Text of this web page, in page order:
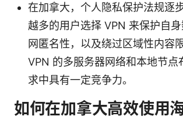
在加拿大，个人隐私保护法规逐
越多的用户选择 VPN 来保护自
网匿名性，以及绕过区域性内容
VPN 的多服务器网络和本地节点
求中具有一定竞争力。
如何在加拿大高效使用